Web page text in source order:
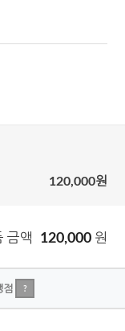
120,000원
금액 120,000 원
점 ?